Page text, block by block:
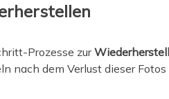
Prozesse zur
nach dem Verlust dieser